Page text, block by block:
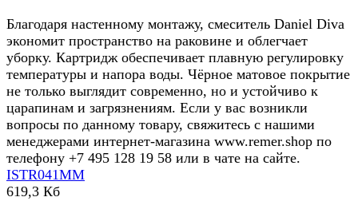
Благодаря настенному монтажу, смеситель Daniel Diva
экономит пространство на раковине и облегчает
уборку. Картридж обеспечивает плавную регулировку
температуры и напора воды. Чёрное матовое покрытие
не только выглядит современно, но и устойчиво к
царапинам и загрязнениям. Если у вас возникли
вопросы по данному товару, свяжитесь с нашими
менеджерами интернет-магазина www.remer.shop по
телефону +7 495 128 19 58 или в чате на сайте.
ISTR041MM
619,3 Кб